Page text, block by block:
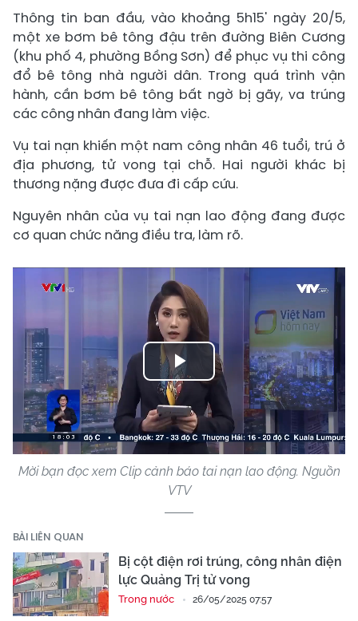
Thông tin ban đầu, vào khoảng 5h15' ngày 20/5,
một xe bơm bê tông đậu trên đường Biên Cương
(khu phố 4, phường Bồng Sơn) để phục vụ thi công
đổ bê tông nhà người dân. Trong quá trình vận
hành, cần bơm bê tông bất ngờ bị gãy, va trúng
các công nhân đang làm việc.
Vụ tai nạn khiến một nam công nhân 46 tuổi, trú ở
địa phương, tử vong tại chỗ. Hai người khác bị
thương nặng được đưa đi cấp cứu.
Nguyên nhân của vụ tai nạn lao động đang được
cơ quan chức năng điều tra, làm rõ.
Play
Video
Mời bạn đọc xem Clip cảnh báo tai nạn lao động. Nguồn
VTV
BÀI LIÊN QUAN
Bị cột điện rơi trúng, công nhân điện
lực Quảng Trị tử vong
Trong nước 26/05/2025 07:57